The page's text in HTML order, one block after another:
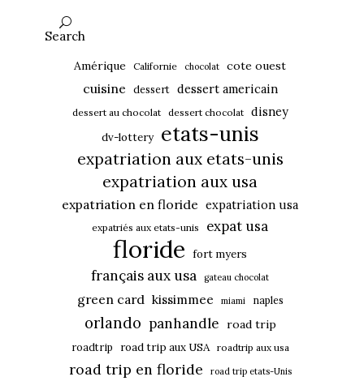
Search
Amérique Californie chocolat cote ouest
cuisine dessert dessert americain
dessert au chocolat dessert chocolat disney
dv-lottery etats-unis
expatriation aux etats-unis
expatriation aux usa
expatriation en floride expatriation usa
expatriés aux etats-unis expat usa
floride fort myers
français aux usa gateau chocolat
green card kissimmee miami naples
orlando panhandle road trip
roadtrip road trip aux USA roadtrip aux usa
road trip en floride road trip etats-Unis